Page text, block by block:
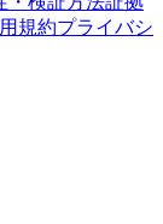
規約プライバシ